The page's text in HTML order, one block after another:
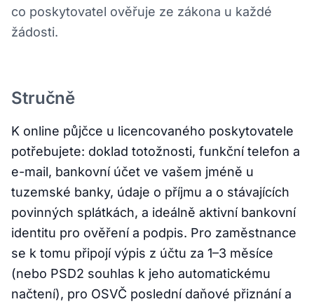
co poskytovatel ověřuje ze zákona u každé
žádosti.
Stručně
K online půjčce u licencovaného poskytovatele
potřebujete: doklad totožnosti, funkční telefon a
e-mail, bankovní účet ve vašem jméně u
tuzemské banky, údaje o příjmu a o stávajících
povinných splátkách, a ideálně aktivní bankovní
identitu pro ověření a podpis. Pro zaměstnance
se k tomu připojí výpis z účtu za 1–3 měsíce
(nebo PSD2 souhlas k jeho automatickému
načtení), pro OSVČ poslední daňové přiznání a